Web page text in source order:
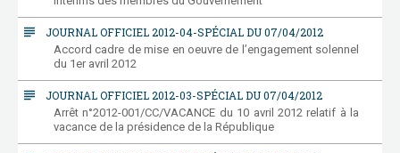
subject JOURNAL OFFICIEL 2012-04-SPÉCIAL DU 07/04/2012
Accord cadre de mise en oeuvre de l’engagement solennel
du 1er avril 2012
subject JOURNAL OFFICIEL 2012-03-SPÉCIAL DU 07/04/2012
Arrêt n°2012-001/CC/VACANCE du 10 avril 2012 relatif à la
vacance de la présidence de la République